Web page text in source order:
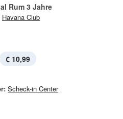
Rum 3 Jahre
Havana Club
€ 10,99
Scheck-in Center